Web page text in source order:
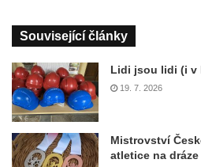
Související články
Lidi jsou lidi (i v
19. 7. 2026
Mistrovství
atletice na